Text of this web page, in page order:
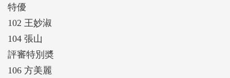
特優
102 王妙淑
104 張山
評審特別奬
106 方美麗